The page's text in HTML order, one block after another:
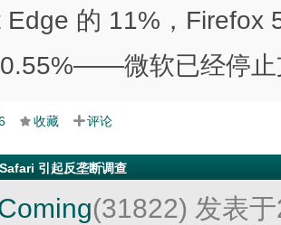
Edge 的 11%，Firefox
微软已经停止
收藏 评论
引起反垄断调查
(31822) 发表